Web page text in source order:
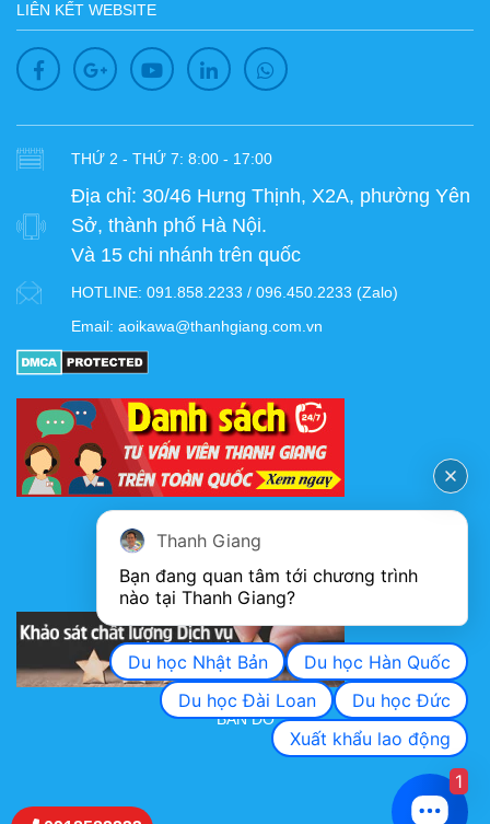
LIÊN KẾT WEBSITE
THỨ 2 - THỨ 7: 8:00 - 17:00
Địa chỉ: 30/46 Hưng Thịnh, X2A, phường Yên
Sở, thành phố Hà Nội.
Và 15 chi nhánh trên quốc
HOTLINE: 091.858.2233 / 096.450.2233 (Zalo)
Email: aoikawa@thanhgiang.com.vn
KHẢO SÁT CHẤT LƯỢNG DỊCH VỤ
BẢN ĐỒ
Thanh Giang
Bạn đang quan tâm tới chương trình
nào tại Thanh Giang?
Du học Nhật Bản
Du học Hàn Quốc
Du học Đài Loan
Du học Đức
Xuất khẩu lao động
1